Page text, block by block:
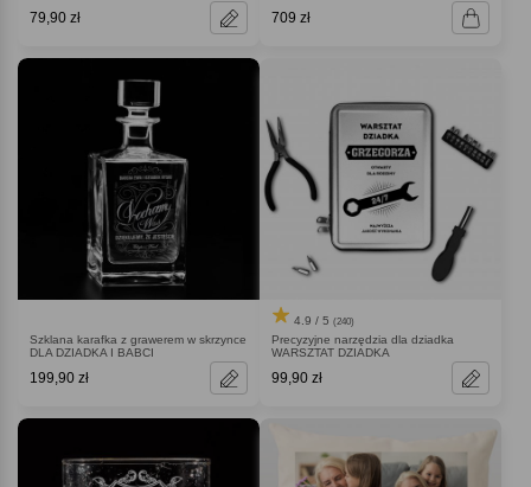
79,90 zł 709 zł
Szklana karafka z grawerem w skrzynce
DLA DZIADKA I BABCI
199,90 zł
4.9 / 5 (240)
Precyzyjne narzędzia dla dziadka
WARSZTAT DZIADKA
99,90 zł